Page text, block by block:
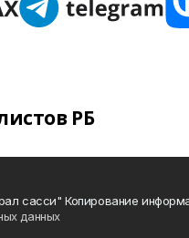
РБ
сасси" Копирование
данных